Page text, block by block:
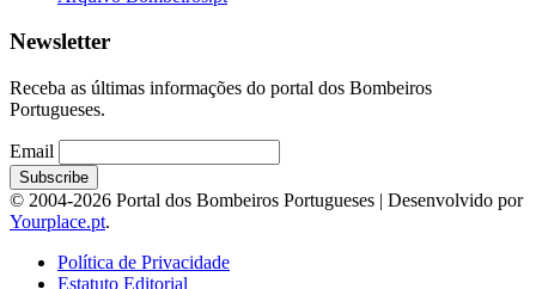
Newsletter
Receba as últimas informações do portal dos Bombeiros
Portugueses.
Email
© 2004-2026 Portal dos Bombeiros Portugueses | Desenvolvido por
Yourplace.pt.
Política de Privacidade
Estatuto Editorial